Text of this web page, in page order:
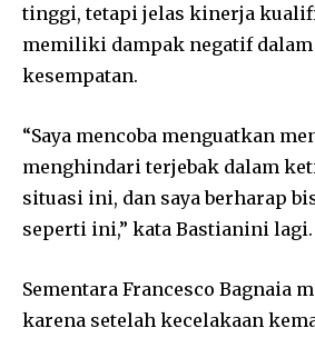
tinggi, tetapi jelas kinerja
memiliki dampak negatif dalam
kesempatan.
“Saya mencoba menguatkan
menghindari terjebak dalam
situasi ini, dan saya berharap
seperti ini,” kata Bastianini lagi.
Sementara Francesco Bagnaia
karena setelah kecelakaan